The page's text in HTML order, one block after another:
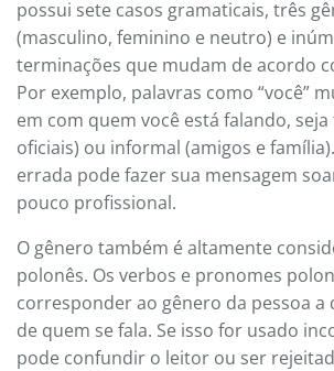
possui sete casos gramaticais, três
(masculino, feminino e neutro) e
terminações que mudam de acordo
Por exemplo, palavras como “você”
em com quem você está falando,
oficiais) ou informal (amigos e
errada pode fazer sua mensagem
pouco profissional.
O gênero também é altamente
polonês. Os verbos e pronomes
corresponder ao gênero da pessoa a
de quem se fala. Se isso for usado
pode confundir o leitor ou ser